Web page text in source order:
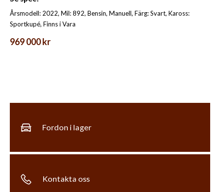
Årsmodell: 2022, Mil: 892, Bensin, Manuell, Färg: Svart, Kaross:
Sportkupé, Finns i Vara
969 000 kr
Fordon i lager
Kontakta oss